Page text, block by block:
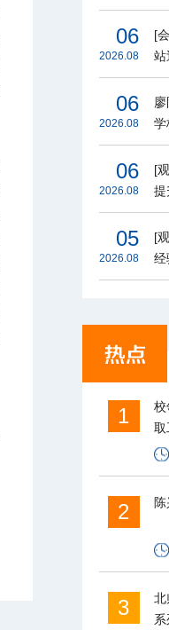
篇
06
2026.08
[
站
会
06
2026.08
学
06
2026.08
[
提
05
2026.08
[
经
1
校
取
2
3
北